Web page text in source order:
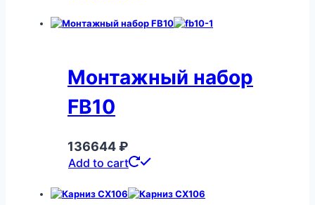
Монтажный набор
FB10
136644₽
Add to cart